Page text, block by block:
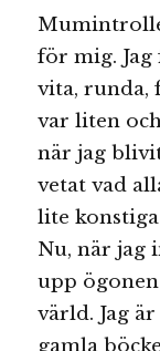
för mig.
vita, runda,
var liten
när jag
vetat vad
lite
Nu, när jag
upp
värld. Jag
gamla